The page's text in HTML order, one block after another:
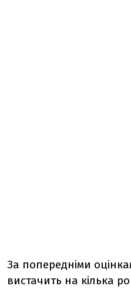
За попередніми
вистачить на кілька